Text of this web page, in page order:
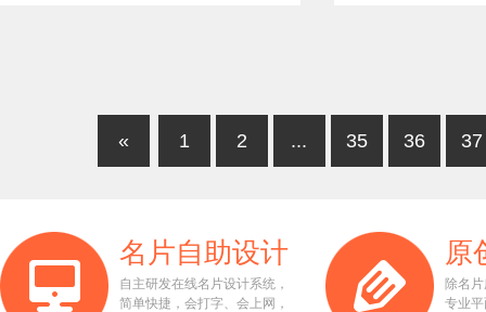
« 1 2 ... 35 36 37
名片自助设计
自主研发在线名片设计系统，
简单快捷，会打字、会上网，
原
除名
专业